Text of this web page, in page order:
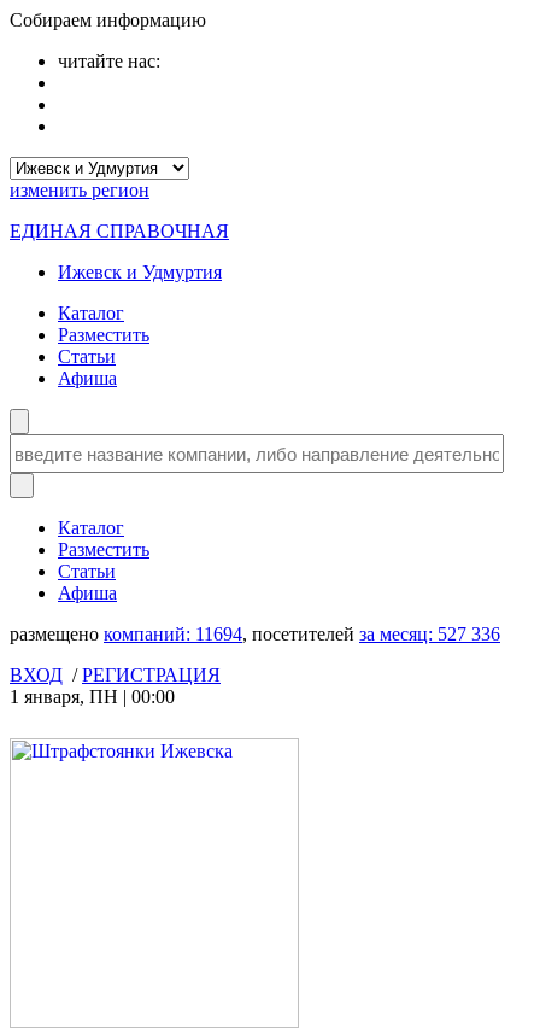
Собираем информацию
читайте нас:
изменить регион
ЕДИНАЯ СПРАВОЧНАЯ
Ижевск и Удмуртия
Каталог
Разместить
Статьи
Афиша
Каталог
Разместить
Статьи
Афиша
размещено компаний: 11694, посетителей за месяц: 527 336
ВХОД /РЕГИСТРАЦИЯ
1 января, ПН | 00:00